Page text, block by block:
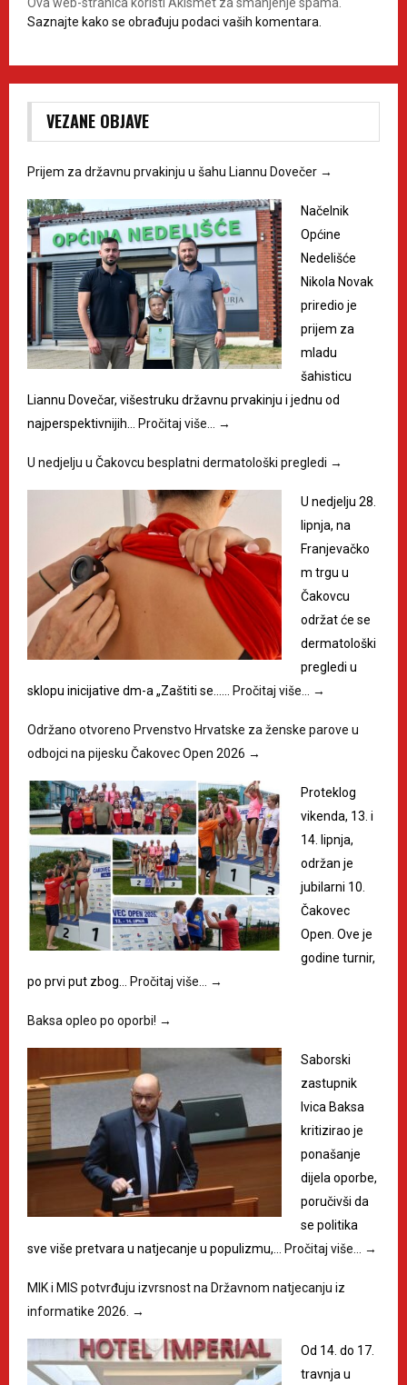
Ova web-stranica koristi Akismet za smanjenje spama.
Saznajte kako se obrađuju podaci vaših komentara.
VEZANE OBJAVE
Prijem za državnu prvakinju u šahu Liannu Dovečer →
Načelnik
Općine
Nedelišće
Nikola Novak
priredio je
prijem za
mladu
šahisticu
Liannu Dovečar, višestruku državnu prvakinju i jednu od
najperspektivnijih… Pročitaj više… →
U nedjelju u Čakovcu besplatni dermatološki pregledi →
U nedjelju 28.
lipnja, na
Franjevačko
m trgu u
Čakovcu
održat će se
dermatološki
pregledi u
sklopu inicijative dm-a „Zaštiti se…… Pročitaj više… →
Održano otvoreno Prvenstvo Hrvatske za ženske parove u
odbojci na pijesku Čakovec Open 2026 →
Proteklog
vikenda, 13. i
14. lipnja,
održan je
jubilarni 10.
Čakovec
Open. Ove je
godine turnir,
po prvi put zbog… Pročitaj više… →
Baksa opleo po oporbi! →
Saborski
zastupnik
Ivica Baksa
kritizirao je
ponašanje
dijela oporbe,
poručivši da
se politika
sve više pretvara u natjecanje u populizmu,… Pročitaj više… →
MIK i MIS potvrđuju izvrsnost na Državnom natjecanju iz
informatike 2026. →
Od 14. do 17.
travnja u